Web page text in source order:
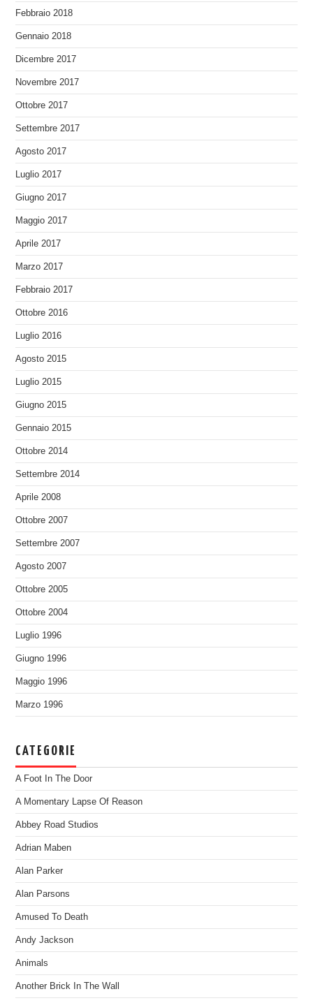
Febbraio 2018
Gennaio 2018
Dicembre 2017
Novembre 2017
Ottobre 2017
Settembre 2017
Agosto 2017
Luglio 2017
Giugno 2017
Maggio 2017
Aprile 2017
Marzo 2017
Febbraio 2017
Ottobre 2016
Luglio 2016
Agosto 2015
Luglio 2015
Giugno 2015
Gennaio 2015
Ottobre 2014
Settembre 2014
Aprile 2008
Ottobre 2007
Settembre 2007
Agosto 2007
Ottobre 2005
Ottobre 2004
Luglio 1996
Giugno 1996
Maggio 1996
Marzo 1996
CATEGORIE
A Foot In The Door
A Momentary Lapse Of Reason
Abbey Road Studios
Adrian Maben
Alan Parker
Alan Parsons
Amused To Death
Andy Jackson
Animals
Another Brick In The Wall